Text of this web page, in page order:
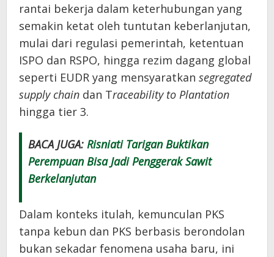
rantai bekerja dalam keterhubungan yang
semakin ketat oleh tuntutan keberlanjutan,
mulai dari regulasi pemerintah, ketentuan
ISPO dan RSPO, hingga rezim dagang global
seperti EUDR yang mensyaratkan segregated
supply chain dan Traceability to Plantation
hingga tier 3.
BACA JUGA: Risniati Tarigan Buktikan
Perempuan Bisa Jadi Penggerak Sawit
Berkelanjutan
Dalam konteks itulah, kemunculan PKS
tanpa kebun dan PKS berbasis berondolan
bukan sekadar fenomena usaha baru, ini